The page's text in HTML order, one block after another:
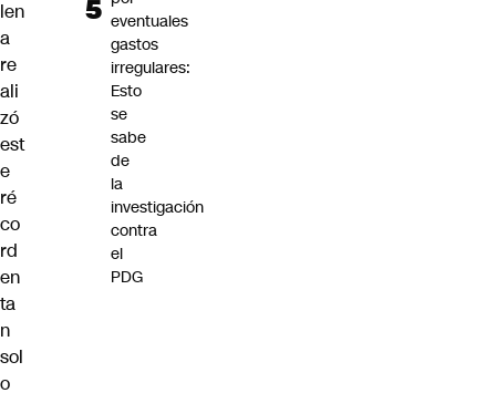
len
a
re
ali
zó
est
e
ré
co
rd
en
ta
n
sol
o
eventuales
gastos
irregulares:
Esto
se
sabe
de
la
investigación
contra
el
PDG